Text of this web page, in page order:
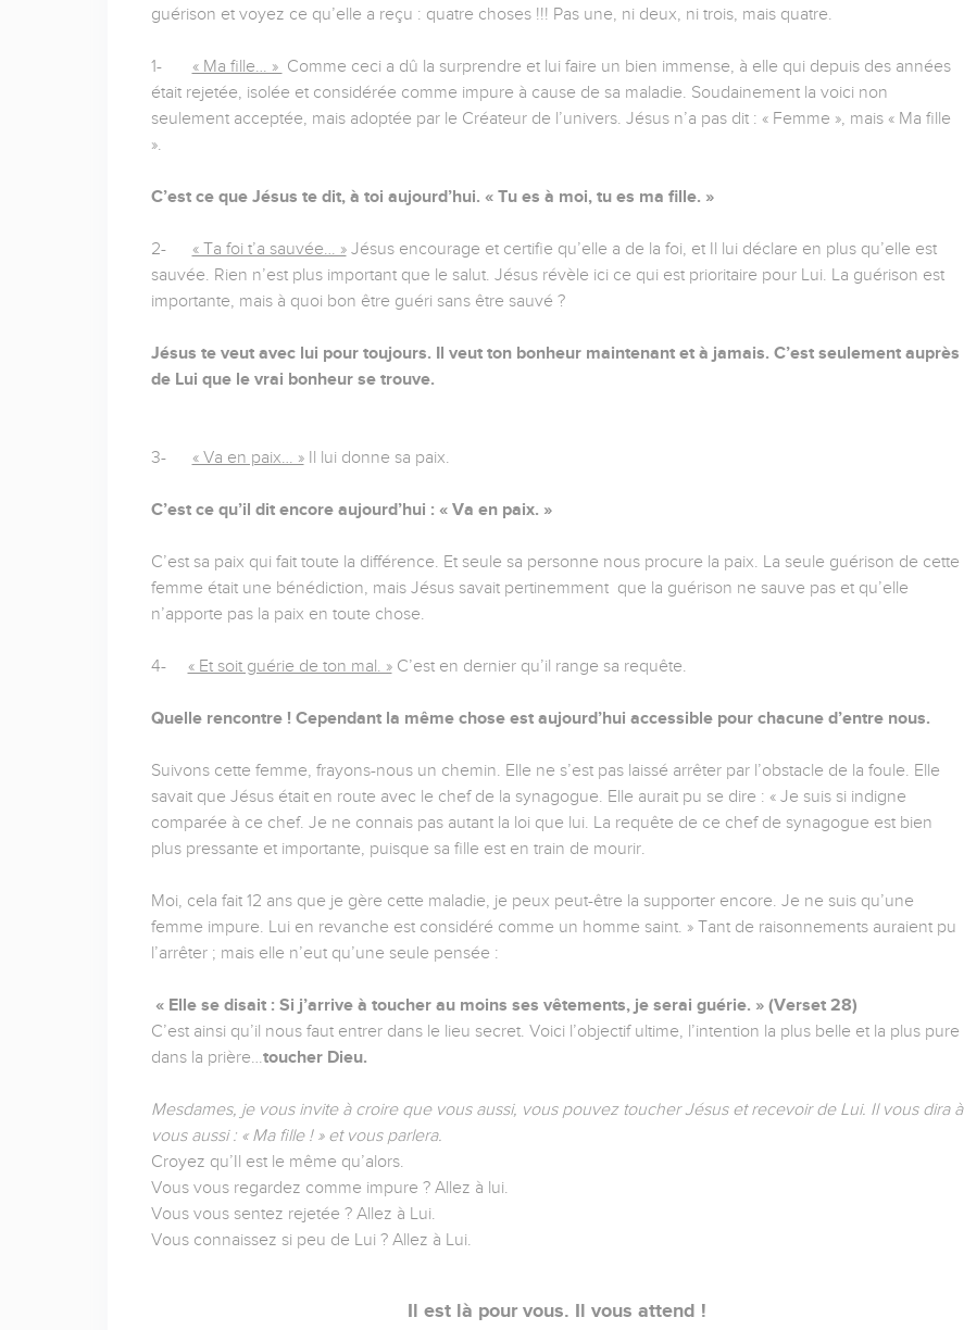
guérison et voyez ce qu’elle a reçu : quatre choses !!! Pas une, ni deux, ni trois, mais quatre.
1- « Ma fille… » Comme ceci a dû la surprendre et lui faire un bien immense, à elle qui depuis des années
était rejetée, isolée et considérée comme impure à cause de sa maladie. Soudainement la voici non
seulement acceptée, mais adoptée par le Créateur de l’univers. Jésus n’a pas dit : « Femme », mais « Ma fille
».
C’est ce que Jésus te dit, à toi aujourd’hui. « Tu es à moi, tu es ma fille. »
2- « Ta foi t’a sauvée… »Jésus encourage et certifie qu’elle a de la foi, et Il lui déclare en plus qu’elle est
sauvée. Rien n’est plus important que le salut. Jésus révèle ici ce qui est prioritaire pour Lui. La guérison est
importante, mais à quoi bon être guéri sans être sauvé ?
Jésus te veut avec lui pour toujours. Il veut ton bonheur maintenant et à jamais. C’est seulement auprès
de Lui que le vrai bonheur se trouve.
3- « Va en paix… »Il lui donne sa paix.
C’est ce qu’il dit encore aujourd’hui : « Va en paix. »
C’est sa paix qui fait toute la différence. Et seule sa personne nous procure la paix. La seule guérison de cette
femme était une bénédiction, mais Jésus savait pertinemment que la guérison ne sauve pas et qu’elle
n’apporte pas la paix en toute chose.
4- « Et soit guérie de ton mal. »C’est en dernier qu’il range sa requête.
Quelle rencontre ! Cependant la même chose est aujourd’hui accessible pour chacune d’entre nous.
Suivons cette femme, frayons-nous un chemin. Elle ne s’est pas laissé arrêter par l’obstacle de la foule. Elle
savait que Jésus était en route avec le chef de la synagogue. Elle aurait pu se dire : « Je suis si indigne
comparée à ce chef. Je ne connais pas autant la loi que lui. La requête de ce chef de synagogue est bien
plus pressante et importante, puisque sa fille est en train de mourir.
Moi, cela fait 12 ans que je gère cette maladie, je peux peut-être la supporter encore. Je ne suis qu’une
femme impure. Lui en revanche est considéré comme un homme saint. » Tant de raisonnements auraient pu
l’arrêter ; mais elle n’eut qu’une seule pensée :
« Elle se disait : Si j’arrive à toucher au moins ses vêtements, je serai guérie. » (Verset 28)
C’est ainsi qu’il nous faut entrer dans le lieu secret. Voici l’objectif ultime, l’intention la plus belle et la plus pure
dans la prière…toucher Dieu.
Mesdames, je vous invite à croire que vous aussi, vous pouvez toucher Jésus et recevoir de Lui. Il vous dira à
vous aussi : « Ma fille ! » et vous parlera.
Croyez qu’Il est le même qu’alors.
Vous vous regardez comme impure ? Allez à lui.
Vous vous sentez rejetée ? Allez à Lui.
Vous connaissez si peu de Lui ? Allez à Lui.
Il est là pour vous. Il vous attend !